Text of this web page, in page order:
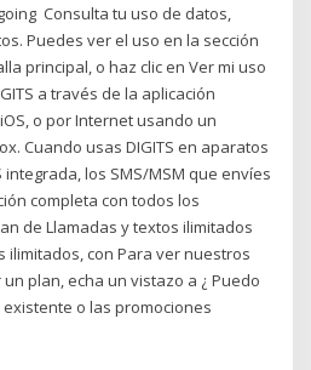
Consulta tu uso de datos,
Puedes ver el uso en la sección
principal, o haz clic en Ver mi uso
a través de la aplicación
o por Internet usando un
Cuando usas DIGITS en aparatos
los SMS/MSM que envíes
completa con todos los
de Llamadas y textos ilimitados
ilimitados, con Para ver nuestros
plan, echa un vistazo a ¿ Puedo
o las promociones